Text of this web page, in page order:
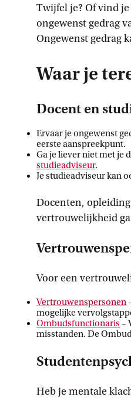
Twijfel je? Of vind
ongewenst gedrag
Ongewenst gedrag
Waar je
Docent en
Ervaar je ongewenst
eerste aanspreekpunt.
Ga je liever niet met je
studieadviseur.
Je studieadviseur kan
Docenten,
vertrouwelijkheid
Voor een
Vertrouwenspersonen
mogelijke
Ombudsfunctionaris –
misstanden. De
Heb je mentale